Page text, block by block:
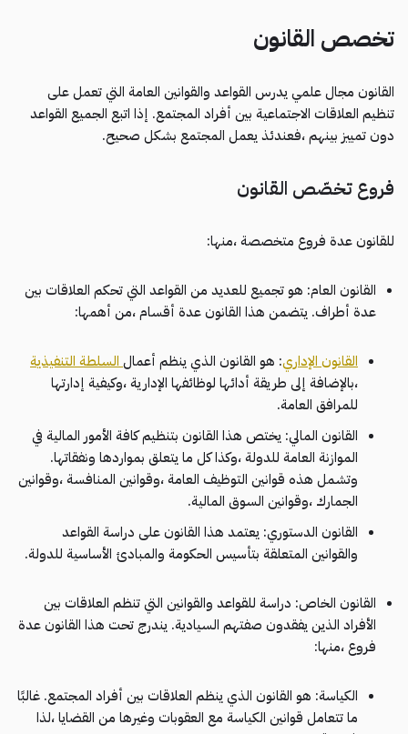
تخصص القانون
القانون مجال علمي يدرس القواعد والقوانين العامة التي تعمل على
تنظيم العلاقات الاجتماعية بين أفراد المجتمع. إذا اتبع الجميع القواعد
دون تمييز بينهم ،فعندئذ يعمل المجتمع بشكل صحيح.
فروع تخصّص القانون
للقانون عدة فروع متخصصة ،منها:
القانون العام: هو تجميع للعديد من القواعد التي تحكم العلاقات بين
عدة أطراف. يتضمن هذا القانون عدة أقسام ،من أهمها:
القانون الإداري: هو القانون الذي ينظم أعمال السلطة التنفيذية
،بالإضافة إلى طريقة أدائها لوظائفها الإدارية ،وكيفية إدارتها
للمرافق العامة.
القانون المالي: يختص هذا القانون بتنظيم كافة الأمور المالية في
الموازنة العامة للدولة ،وكذا كل ما يتعلق بمواردها ونفقاتها.
وتشمل هذه قوانين التوظيف العامة ،وقوانين المنافسة ،وقوانين
الجمارك ،وقوانين السوق المالية.
القانون الدستوري: يعتمد هذا القانون على دراسة القواعد
والقوانين المتعلقة بتأسيس الحكومة والمبادئ الأساسية للدولة.
القانون الخاص: دراسة للقواعد والقوانين التي تنظم العلاقات بين
الأفراد الذين يفقدون صفتهم السيادية. يندرج تحت هذا القانون عدة
فروع ،منها:
الكياسة: هو القانون الذي ينظم العلاقات بين أفراد المجتمع. غالبًا
ما تتعامل قوانين الكياسة مع العقوبات وغيرها من القضايا ،لذا